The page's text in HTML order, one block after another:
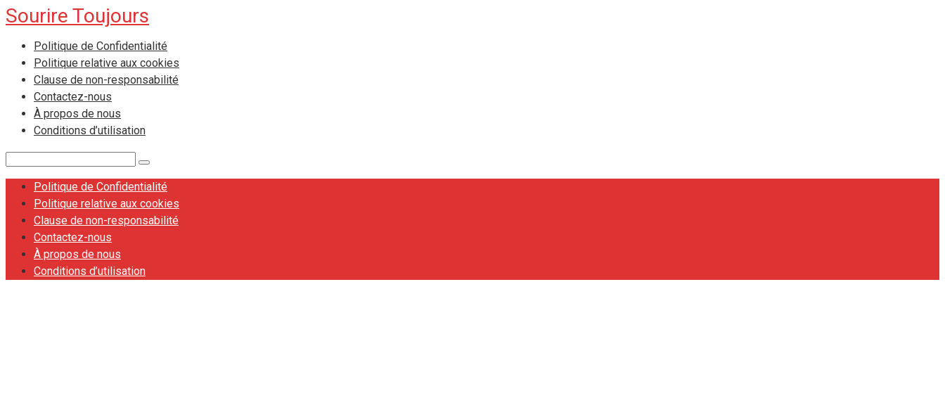
Skip
to
content
Sourire Toujours
Politique de Confidentialité
Politique relative aux cookies
Clause de non-responsabilité
Contactez-nous
À propos de nous
Conditions d’utilisation
Politique de Confidentialité
Politique relative aux cookies
Clause de non-responsabilité
Contactez-nous
À propos de nous
Conditions d’utilisation